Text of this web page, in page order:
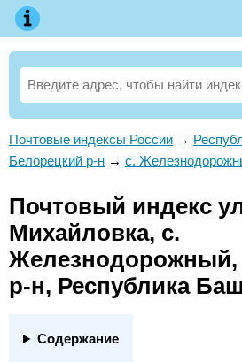
Почтовые индексы России →
Белорецкий р-н → с.
Почтовый индекс
Михайловка, с.
Железнодорожный,
р-н, Республика
Содержание